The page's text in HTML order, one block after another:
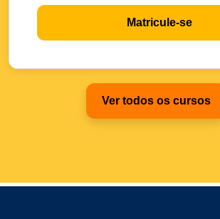
Matricule-se
Ver todos os cursos